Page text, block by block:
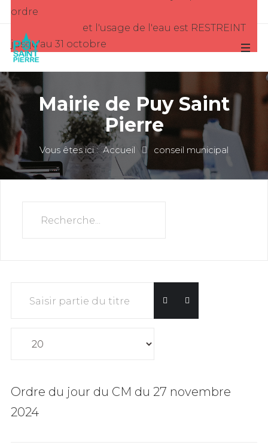
ordre
et l'usage de l'eau est RESTREINT
jusqu'au 31 octobre
Mairie de Puy Saint
Pierre
Vous êtes ici :Accueil conseil municipal
Ordre du jour du CM du 27 novembre
2024